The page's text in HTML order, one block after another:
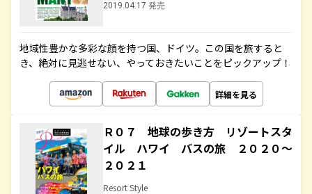
2019.04.17 発売
地域性豊かな多彩な顔を持つ国、ドイツ。この国を旅すると
き、絶対に見逃せない、やっておきたいことをピックアップ！
詳細を見る
Ｒ０７ 地球の歩き方 リゾートスタ
イル ハワイ バスの旅 ２０２０～
２０２１
Resort Style